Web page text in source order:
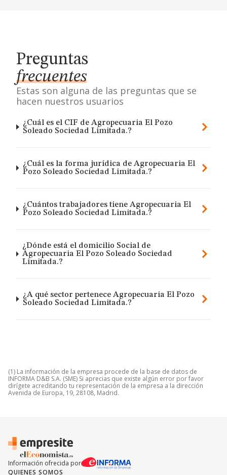
Preguntas
frecuentes
Estas son alguna de las preguntas que se
hacen nuestros usuarios
¿Cuál es el CIF de Agropecuaria El Pozo
Soleado Sociedad Limitada.?
¿Cuál es la forma jurídica de Agropecuaria El
Pozo Soleado Sociedad Limitada.?
¿Cuántos trabajadores tiene Agropecuaria El
Pozo Soleado Sociedad Limitada.?
¿Dónde está el domicilio Social de
Agropecuaria El Pozo Soleado Sociedad
Limitada.?
¿A qué sector pertenece Agropecuaria El Pozo
Soleado Sociedad Limitada.?
(1) La información de la empresa procede de la base de datos de
INFORMA D&B S.A. (SME) Si aprecias que existe algún error por favor
dirígete acreditando tu representación de la empresa a la dirección
Avenida de Europa, 19, 28108, Madrid.
Información ofrecida por
QUIENES SOMOS